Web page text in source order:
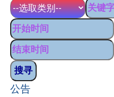
公告